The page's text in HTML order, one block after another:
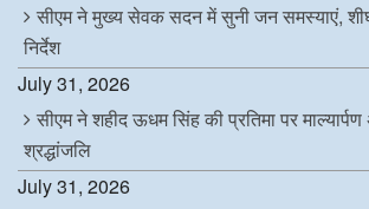
सीएम ने मुख्य सेवक सदन में सुनी जन समस्याएं,
निर्देश
July 31, 2026
सीएम ने शहीद ऊधम सिंह की प्रतिमा पर माल्यार्पण
श्रद्धांजलि
July 31, 2026